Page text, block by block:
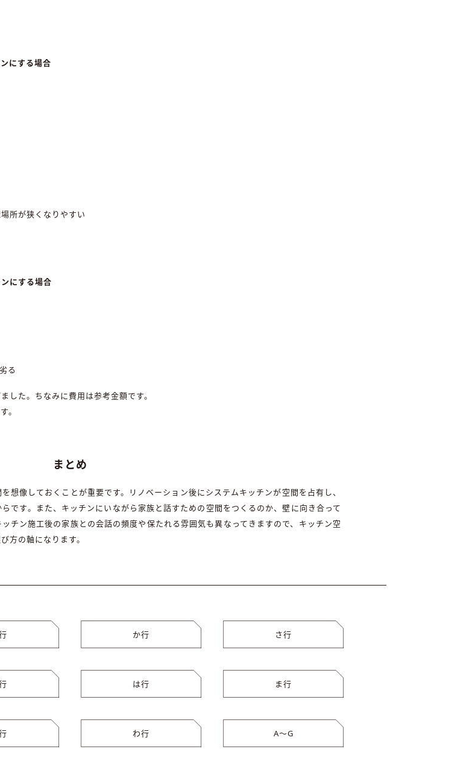
にする場合
所が狭くなりやすい
にする場合
る
した。ちなみに費用は参考金額です。
。
まとめ
想像しておくことが重要です。リノベーション後にシステムキッチンが空間を占有し、
です。また、キッチンにいながら家族と話すための空間をつくるのか、壁に向き合って
チン施工後の家族との会話の頻度や保たれる雰囲気も異なってきますので、キッチン空
方の軸になります。
か行 さ行
は行 ま行
わ行 A〜G